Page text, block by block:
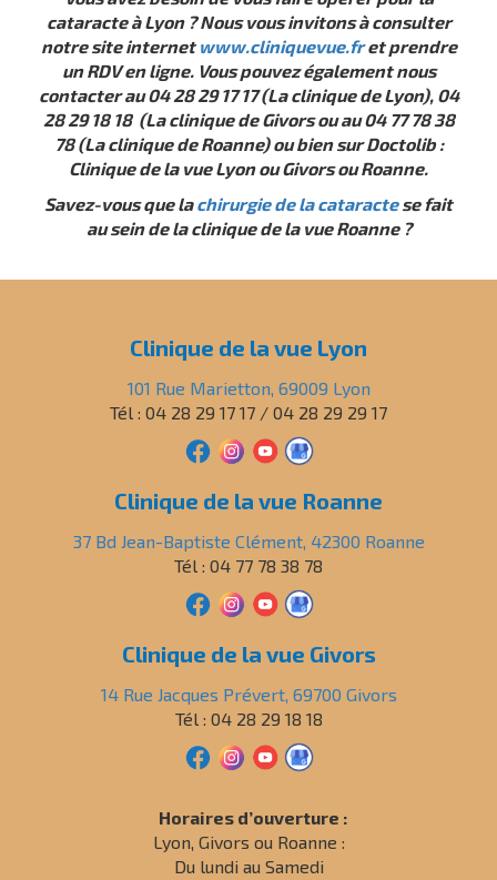
cataracte à Lyon ? Nous vous invitons à consulter
notre site internet www.cliniquevue.fret prendre
un RDV en ligne. Vous pouvez également nous
contacter au 04 28 29 17 17 (La clinique de Lyon), 04
28 29 18 18 (La clinique de Givors ou au 04 77 78 38
78 (La clinique de Roanne) ou bien sur Doctolib :
Clinique de la vue Lyon ou Givors ou Roanne.
Savez-vous que lachirurgie de la cataractese fait
au sein de la clinique de la vue Roanne ?
Clinique de la vue Lyon
101 Rue Marietton, 69009 Lyon
Tél : 04 28 29 17 17 / 04 28 29 29 17
Clinique de la vue Roanne
37 Bd Jean-Baptiste Clément, 42300 Roanne
Tél : 04 77 78 38 78
Clinique de la vue Givors
14 Rue Jacques Prévert, 69700 Givors
Tél : 04 28 29 18 18
Horaires d’ouverture :
Lyon, Givors ou Roanne :
Du lundi au Samedi